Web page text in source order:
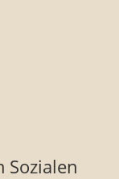
Sozialen